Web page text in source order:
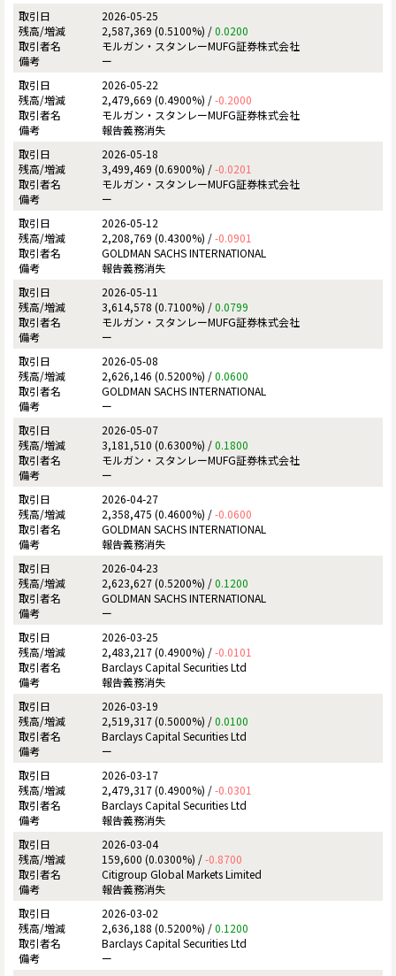
2026-05-25
2,587,369 (0.5100%) /0.0200
モルガン・スタンレーMUFG証券株式会社
ー
2026-05-22
2,479,669 (0.4900%) /-0.2000
モルガン・スタンレーMUFG証券株式会社
報告義務消失
2026-05-18
3,499,469 (0.6900%) /-0.0201
モルガン・スタンレーMUFG証券株式会社
ー
2026-05-12
2,208,769 (0.4300%) /-0.0901
GOLDMAN SACHS INTERNATIONAL
報告義務消失
2026-05-11
3,614,578 (0.7100%) /0.0799
モルガン・スタンレーMUFG証券株式会社
ー
2026-05-08
2,626,146 (0.5200%) /0.0600
GOLDMAN SACHS INTERNATIONAL
ー
2026-05-07
3,181,510 (0.6300%) /0.1800
モルガン・スタンレーMUFG証券株式会社
ー
2026-04-27
2,358,475 (0.4600%) /-0.0600
GOLDMAN SACHS INTERNATIONAL
報告義務消失
2026-04-23
2,623,627 (0.5200%) /0.1200
GOLDMAN SACHS INTERNATIONAL
ー
2026-03-25
2,483,217 (0.4900%) /-0.0101
Barclays Capital Securities Ltd
報告義務消失
2026-03-19
2,519,317 (0.5000%) /0.0100
Barclays Capital Securities Ltd
ー
2026-03-17
2,479,317 (0.4900%) /-0.0301
Barclays Capital Securities Ltd
報告義務消失
2026-03-04
159,600 (0.0300%) /-0.8700
Citigroup Global Markets Limited
報告義務消失
2026-03-02
2,636,188 (0.5200%) /0.1200
Barclays Capital Securities Ltd
ー